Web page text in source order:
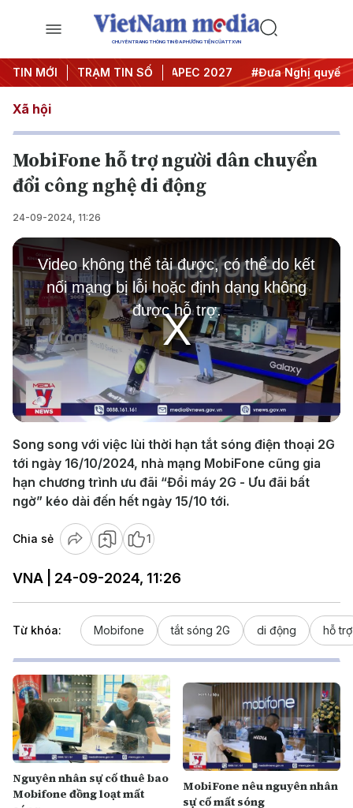
CHUYÊN TRANG THÔNG TIN ĐA PHƯƠNG TIỆN CỦA TTXVN
TIN MỚI TRẠM TIN SỐ
nghị Trung ương 3 #APEC 2027 #Đưa Nghị quyết
Xã hội
MobiFone hỗ trợ người dân chuyển
đổi công nghệ di động
24-09-2024, 11:26
Play
Video
This
a
modal
window.
Video không thể tải được, có thể do kết
nối mạng bị lỗi hoặc định dạng không
được hỗ trợ.
Song song với việc lùi thời hạn tắt sóng điện thoại 2G
tới ngày 16/10/2024, nhà mạng MobiFone cũng gia
hạn chương trình ưu đãi “Đổi máy 2G - Ưu đãi bất
ngờ” kéo dài đến hết ngày 15/10 tới.
Chia sẻ 1
VNA | 24-09-2024, 11:26
Từ khóa: Mobifone tắt sóng 2G di động hỗ trợ
Nguyên nhân sự cố thuê bao
Mobifone đồng loạt mất
MobiFone nêu nguyên nhân
sự cố mất sóng